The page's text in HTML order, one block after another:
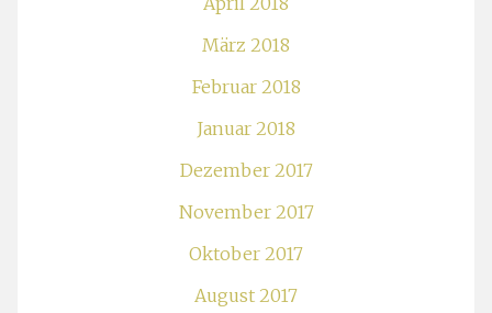
März 2018
Februar 2018
Januar 2018
Dezember 2017
November 2017
Oktober 2017
August 2017